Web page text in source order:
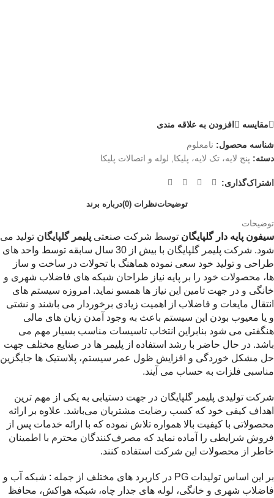
مقايسه افزودن به علاقه مندی
شناسه محصول: نامعلوم
دسته: پنج لایه، تک لایه، پلیکا لوله و اتصالات پلیکا
اشتراک‌گذاری:
توضیحاتنظرات (0) درباره برند
توضیحات
سیفون پایه دار گلپایگان توسط شرکت صنعتی پلیمر گلپایگان تولید می
شود. شرکت پلیمر گلپایگان با بیش از 30 سال سابقه توسط واحد های
طراحی و تولید خود سعی نموده هماهنگ با تحولات در ساخت و ساز
ها، محصولات خود را بر پایه نیاز طراحان شبکه های فاضلاب شهری و
خانگی و در جهت تامین این نیاز ها همسو نماید. امروزه سیستم های
انتقال مایعات و فاضلاب از اهمیت زیادی برخوردار می باشند و نشتی
و یا معیوب بودن این سیستم باعث به وجود آمدن زیان های مالی
هنگفتی می شود بنابراین انتخاب تاسیسات مناسب بسیار مهم می
باشد. در حال حاضر با رشد استفاده از پلیمر ها در صنایع مختلف جهت
حل مشکل خوردگی و افزایش ظول عمر سیستم، پلاستیک ها جایگزین
مناسبی فلزات به حساب می آیند.
شرکت تولیدی پلیمر گلپایگان در جهت دستیابی به یکی از مهم ترین
اهداف کیفی خود که کسب رضایت مشتریان می‌باشد. علاوه بر ارائه
محصولاتی با کیفیت بالا همواره تلاش نموده که با ارائه خدمات پس‌ از
فروش شرایطی را آماده نماید که مصرف‌کنندگان محترم با اطمینان
خاطر از محصولات این شرکت استفاده کنند.
بر این اساس تولیدات PG در کاربرد های مختلف از جمله : شبکه آب و
فاضلاب شهری و خانگی، لوله های جدار چاه، شبکه هواکش، محافظ